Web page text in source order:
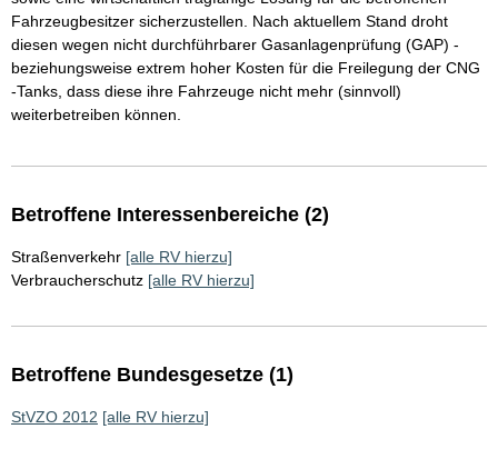
Fahrzeugbesitzer sicherzustellen. Nach aktuellem Stand droht
diesen wegen nicht durchführbarer Gasanlagenprüfung (GAP) -
beziehungsweise extrem hoher Kosten für die Freilegung der CNG
-Tanks, dass diese ihre Fahrzeuge nicht mehr (sinnvoll)
weiterbetreiben können.
Betroffene Interessenbereiche (2)
Straßenverkehr [alle RV hierzu]
Verbraucherschutz [alle RV hierzu]
Betroffene Bundesgesetze (1)
StVZO 2012 [alle RV hierzu]